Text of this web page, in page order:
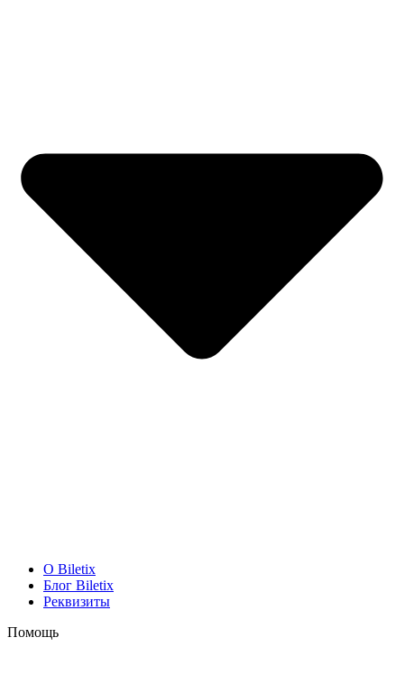
O Biletix
Блог Biletix
Реквизиты
Помощь